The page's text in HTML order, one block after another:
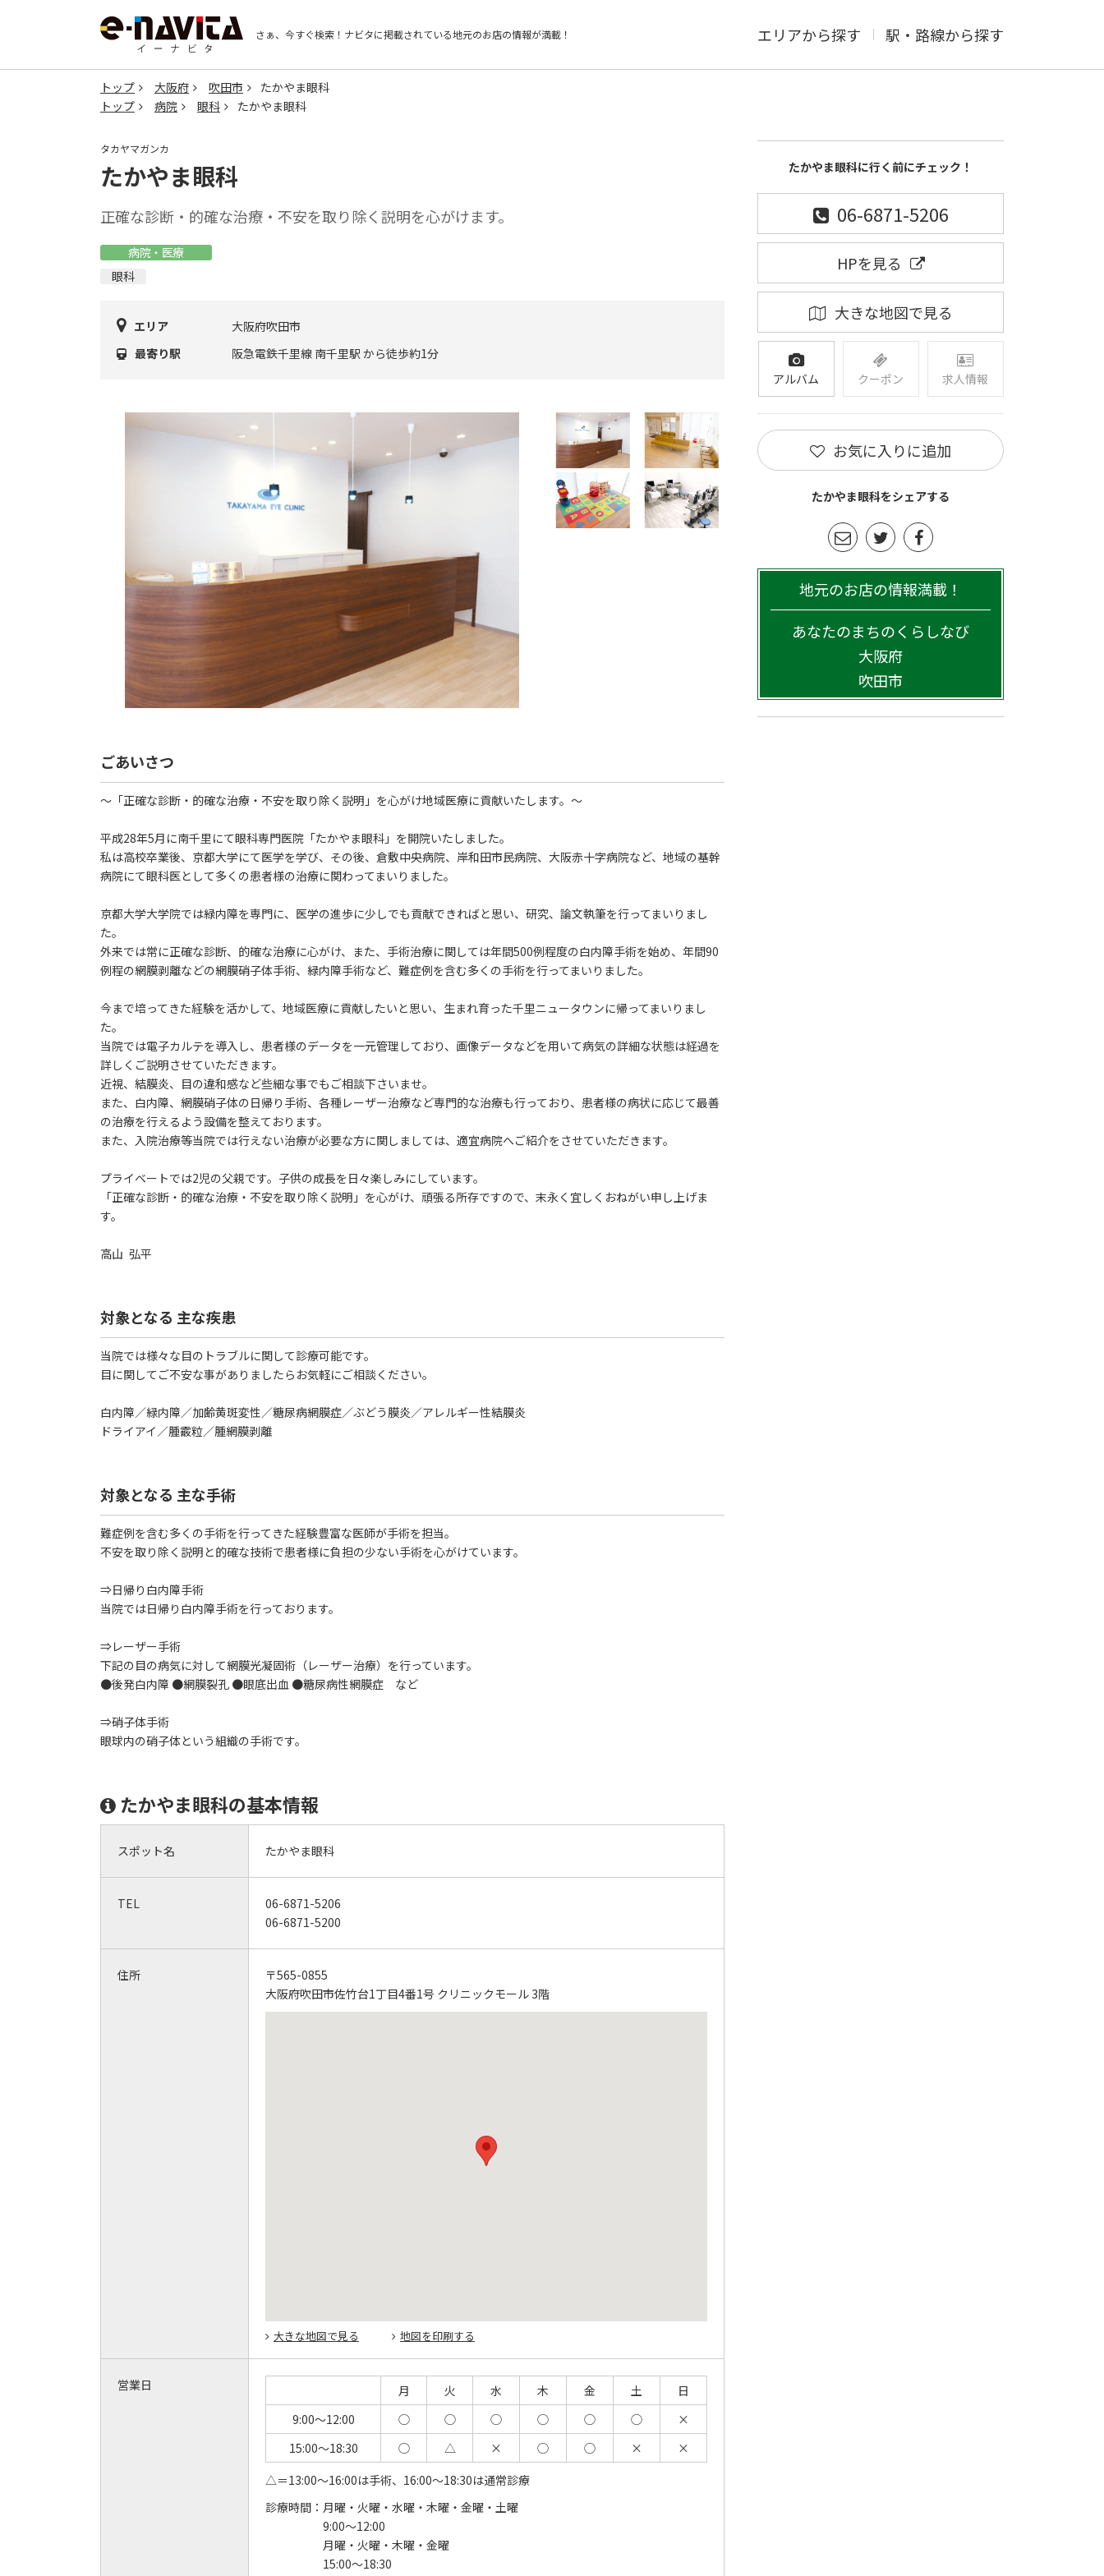
さぁ、今すぐ検索！ ナビタに掲載されている地元のお店の情報が満載！ エリアから探す 駅・路線から探す
トップ 大阪府 吹田市
たかやま眼科
トップ
病院 眼科 たかやま眼科
タカヤマガンカ
たかやま眼科
正確な診断・的確な治療・不安を取り除く説明を心がけます。
病院・医療
眼科
エリア
大阪府吹田市
最寄り駅
阪急電鉄千里線 南千里駅 から徒歩約1分
ごあいさつ
～「正確な診断・的確な治療・不安を取り除く説明」を心がけ地域医療に貢献いたします。～
平成28年5月に南千里にて眼科専門医院「たかやま眼科」を開院いたしました。
私は高校卒業後、京都大学にて医学を学び、その後、倉敷中央病院、岸和田市民病院、大阪赤十字病院など、地域の基幹
病院にて眼科医として多くの患者様の治療に関わってまいりました。
京都大学大学院では緑内障を専門に、医学の進歩に少しでも貢献できればと思い、研究、論文執筆を行ってまいりまし
た。
外来では常に正確な診断、的確な治療に心がけ、また、手術治療に関しては年間500例程度の白内障手術を始め、年間90
例程の網膜剥離などの網膜硝子体手術、緑内障手術など、難症例を含む多くの手術を行ってまいりました。
今まで培ってきた経験を活かして、地域医療に貢献したいと思い、生まれ育った千里ニュータウンに帰ってまいりまし
た。
当院では電子カルテを導入し、患者様のデータを一元管理しており、画像データなどを用いて病気の詳細な状態は経過を
詳しくご説明させていただきます。
近視、結膜炎、目の違和感など些細な事でもご相談下さいませ。
また、白内障、網膜硝子体の日帰り手術、各種レーザー治療など専門的な治療も行っており、患者様の病状に応じて最善
の治療を行えるよう設備を整えております。
また、入院治療等当院では行えない治療が必要な方に関しましては、適宜病院へご紹介をさせていただきます。
プライベートでは2児の父親です。子供の成長を日々楽しみにしています。
「正確な診断・的確な治療・不安を取り除く説明」を心がけ、頑張る所存ですので、末永く宜しくおねがい申し上げま
す。
高山 弘平
対象となる 主な疾患
当院では様々な目のトラブルに関して診療可能です。
目に関してご不安な事がありましたらお気軽にご相談ください。
白内障／緑内障／加齢黄斑変性／糖尿病網膜症／ぶどう膜炎／アレルギー性結膜炎
ドライアイ／腫霰粒／腫網膜剥離
対象となる 主な手術
難症例を含む多くの手術を行ってきた経験豊富な医師が手術を担当。
不安を取り除く説明と的確な技術で患者様に負担の少ない手術を心がけています。
⇒日帰り白内障手術
当院では日帰り白内障手術を行っております。
⇒レーザー手術
下記の目の病気に対して網膜光凝固術（レーザー治療）を行っています。
●後発白内障 ●網膜裂孔 ●眼底出血 ●糖尿病性網膜症 など
⇒硝子体手術
眼球内の硝子体という組織の手術です。
たかやま眼科の基本情報
スポット名 たかやま眼科
TEL
06-6871-5206
06-6871-5200
住所
〒565-0855
大阪府吹田市佐竹台1丁目4番1号 クリニックモール 3階
大きな地図で見る 地図を印刷する
営業日 月 火 水 木 金 土
日
9:00～12:00
◯ ◯ ◯ ◯ ◯ ◯
×
15:00～18:30
◯ △ × ◯ ◯ ×
×
△＝13:00～16:00は手術、16:00～18:30は通常診療
診療時間： 月曜・火曜・水曜・木曜・金曜・土曜
9:00～12:00
月曜・火曜・木曜・金曜
15:00～18:30
たかやま眼科に行く前にチェック！
06-6871-5206
HPを見る
大きな地図で見る
アルバム クーポン 求人情報
お気に入りに追加
たかやま眼科をシェアする
地元のお店の情報満載！
あなたのまちのくらしなび
大阪府
吹田市